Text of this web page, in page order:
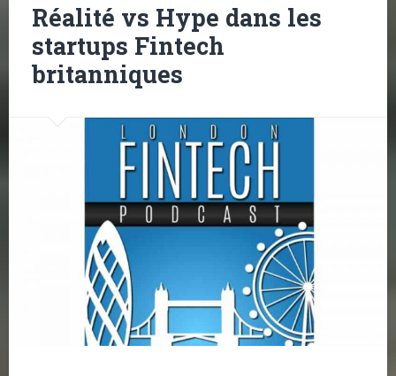
Réalité vs Hype dans les
startups Fintech
britanniques